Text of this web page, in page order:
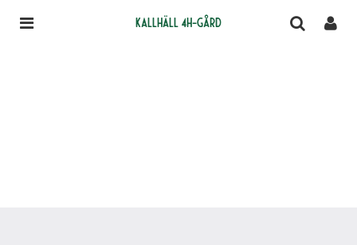
Kallhäll 4H-gård